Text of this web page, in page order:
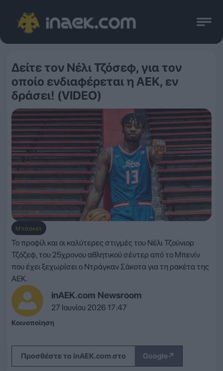
Δείτε τον Νέλι Τζόσεφ, για τον
οποίο ενδιαφέρεται η ΑΕΚ, εν
δράσει! (VIDEO)
Μπάσκετ
inAEK.com Newsroom
27 Ιουνίου 2026 17:47
Το προφίλ και οι καλύτερες στιγμές του Νέλι Τζούνιορ
Τζόζεφ, του 25χρονου αθλητικού σέντερ από το Μπενίν
που έχει ξεχωρίσει ο Ντράγκαν Σάκοτα για τη ρακέτα της
ΑΕΚ.
Κοινοποίηση
Προσθέστε το inAEK.com στο Google↗